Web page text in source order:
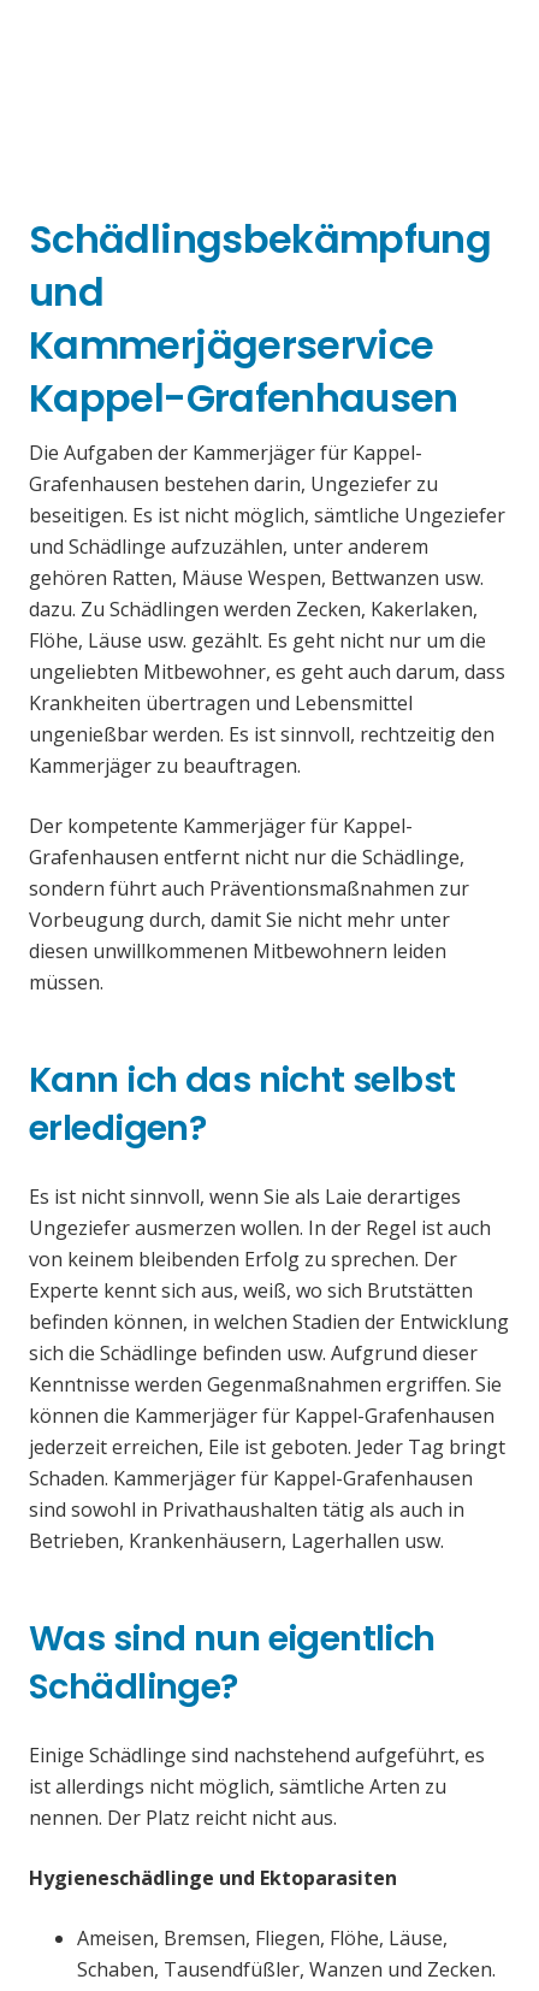
Schädlingsbekämpfung
und
Kammerjägerservice
Kappel-Grafenhausen
Die Aufgaben der Kammerjäger für Kappel-
Grafenhausen bestehen darin, Ungeziefer zu
beseitigen. Es ist nicht möglich, sämtliche Ungeziefer
und Schädlinge aufzuzählen, unter anderem
gehören Ratten, Mäuse Wespen, Bettwanzen usw.
dazu. Zu Schädlingen werden Zecken, Kakerlaken,
Flöhe, Läuse usw. gezählt. Es geht nicht nur um die
ungeliebten Mitbewohner, es geht auch darum, dass
Krankheiten übertragen und Lebensmittel
ungenießbar werden. Es ist sinnvoll, rechtzeitig den
Kammerjäger zu beauftragen.
Der kompetente Kammerjäger für Kappel-
Grafenhausen entfernt nicht nur die Schädlinge,
sondern führt auch Präventionsmaßnahmen zur
Vorbeugung durch, damit Sie nicht mehr unter
diesen unwillkommenen Mitbewohnern leiden
müssen.
Kann ich das nicht selbst
erledigen?
Es ist nicht sinnvoll, wenn Sie als Laie derartiges
Ungeziefer ausmerzen wollen. In der Regel ist auch
von keinem bleibenden Erfolg zu sprechen. Der
Experte kennt sich aus, weiß, wo sich Brutstätten
befinden können, in welchen Stadien der Entwicklung
sich die Schädlinge befinden usw. Aufgrund dieser
Kenntnisse werden Gegenmaßnahmen ergriffen. Sie
können die Kammerjäger für Kappel-Grafenhausen
jederzeit erreichen, Eile ist geboten. Jeder Tag bringt
Schaden. Kammerjäger für Kappel-Grafenhausen
sind sowohl in Privathaushalten tätig als auch in
Betrieben, Krankenhäusern, Lagerhallen usw.
Was sind nun eigentlich
Schädlinge?
Einige Schädlinge sind nachstehend aufgeführt, es
ist allerdings nicht möglich, sämtliche Arten zu
nennen. Der Platz reicht nicht aus.
Hygieneschädlinge und Ektoparasiten
Ameisen, Bremsen, Fliegen, Flöhe, Läuse,
Schaben, Tausendfüßler, Wanzen und Zecken.